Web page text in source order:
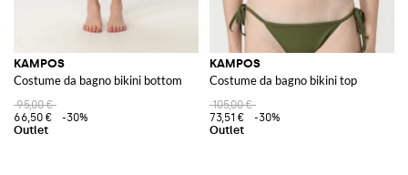
KAMPOS
Costume da bagno bikini bottom
95,00 €
66,50 €
-30%
KAMPOS
Costume da bagno bikini top
105,00 €
73,51 €
-30%